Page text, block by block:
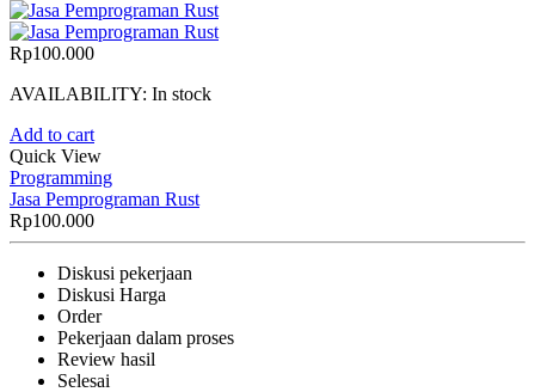
Rp100.000
AVAILABILITY: In stock
Add to cart
Quick View
Programming
Jasa Pemprograman Rust
Rp100.000
Diskusi pekerjaan
Diskusi Harga
Order
Pekerjaan dalam proses
Review hasil
Selesai